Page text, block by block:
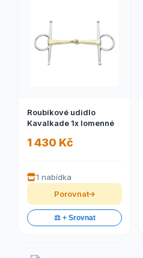
Roubíkové udidlo
Kavalkade 1x lomenné
1 430 Kč
1 nabídka
Porovnat
⚖️ + Srovnat